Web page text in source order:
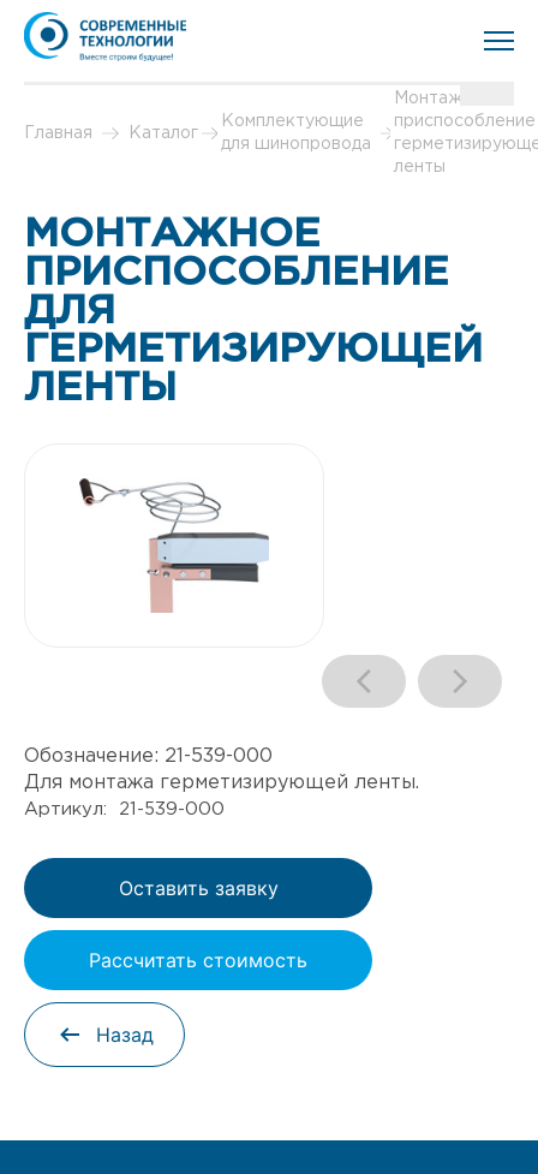
Главная Каталог
Комплектующие
для шинопровода
Монтажное
приспособление
ленты
МОНТАЖНОЕ
ПРИСПОСОБЛЕНИЕ
ДЛЯ
ГЕРМЕТИЗИРУЮЩЕЙ
ЛЕНТЫ
Обозначение: 21-539-000
Для монтажа герметизирующей ленты.
Артикул: 21-539-000
Оставить заявку
Рассчитать стоимость
Назад